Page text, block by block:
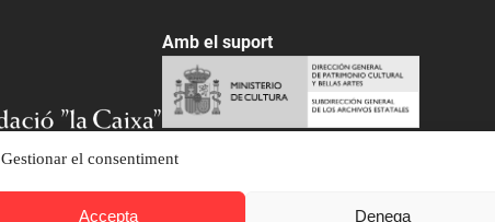
Gestionar el consentiment
Accepta Denega
Amb el suport